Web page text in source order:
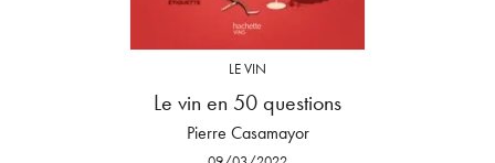
LE VIN
Le vin en 50 questions
Pierre Casamayor